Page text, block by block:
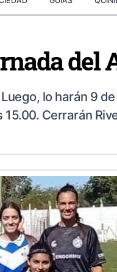
del
lo harán 9
Cerrarán